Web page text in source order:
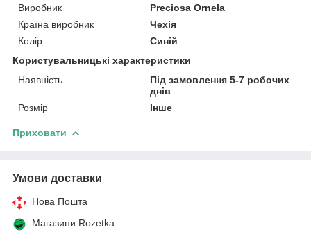
Виробник
Preciosa Ornela
Країна виробник
Чехія
Колір
Синій
Користувальницькі характеристики
Наявність
Під замовлення 5-7 робочих
днів
Розмір
Інше
Приховати
Умови доставки
Нова Пошта
Магазини Rozetka